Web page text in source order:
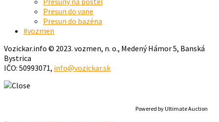
Presun do vane
Presun do bazéna
#vozmen
Vozickar.info © 2023. vozmen, n. o., Medený Hámor 5, Banská
Bystrica
IČO: 50993071, info@vozickar.sk
Powered by Ultimate Auction